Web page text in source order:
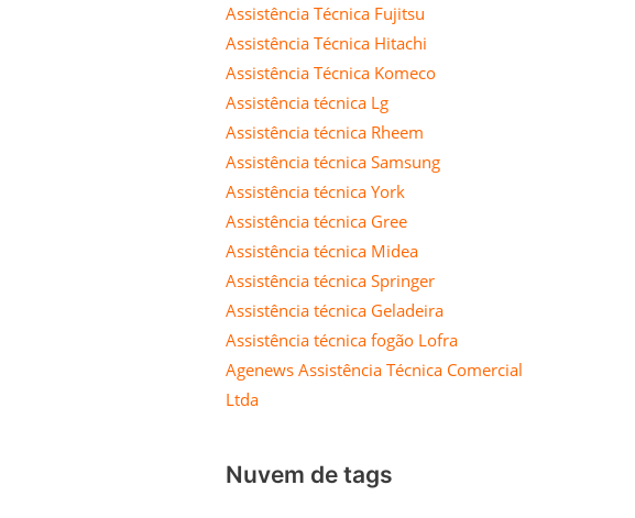
Assistência Técnica Fujitsu
Assistência Técnica Hitachi
Assistência Técnica Komeco
Assistência técnica Lg
Assistência técnica Rheem
Assistência técnica Samsung
Assistência técnica York
Assistência técnica Gree
Assistência técnica Midea
Assistência técnica Springer
Assistência técnica Geladeira
Assistência técnica fogão Lofra
Agenews Assistência Técnica Comercial
Ltda
Nuvem de tags